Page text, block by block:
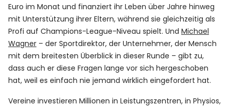
Euro im Monat und finanziert ihr Leben über Jahre hinweg
mit Unterstützung ihrer Eltern, während sie gleichzeitig als
Profi auf Champions-League-Niveau spielt. Und Michael
Wagner – der Sportdirektor, der Unternehmer, der Mensch
mit dem breitesten Überblick in dieser Runde – gibt zu,
dass auch er diese Fragen lange vor sich hergeschoben
hat, weil es einfach nie jemand wirklich eingefordert hat.
Vereine investieren Millionen in Leistungszentren, in Physios,